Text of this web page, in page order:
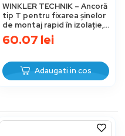
WINKLER TECHNIK – Ancoră
tip T pentru fixarea șinelor
de montaj rapid în izolație,
lungime 25 mm (100 buc.)
60.07 lei
Adaugati in cos